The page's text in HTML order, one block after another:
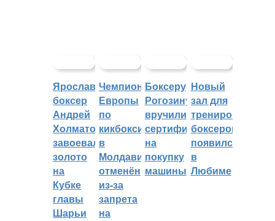
Ярославский
боксер
Андрей
Холматов
завоевал
золото
на
Кубке
главы
Шарьи
Чемпионат
Европы
по
кикбоксингу
в
Молдавии
отменён
из-за
запрета
на
Боксеру
Рогозину
вручили
сертификат
на
покупку
машины
Новый
зал для
тренировок
боксеров
появился
в
Любиме